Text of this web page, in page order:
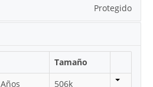
Protegido
Tamaño
506k